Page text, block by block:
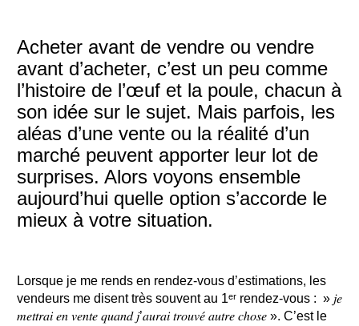
Acheter avant de vendre ou vendre
avant d’acheter, c’est un peu comme
l’histoire de l’œuf et la poule, chacun à
son idée sur le sujet. Mais parfois, les
aléas d’une vente ou la réalité d’un
marché peuvent apporter leur lot de
surprises. Alors voyons ensemble
aujourd’hui quelle option s’accorde le
mieux à votre situation.
Lorsque je me rends en rendez-vous d’estimations, les
vendeurs me disent très souvent au 1ᵉʳ rendez-vous : » 𝑗𝑒
𝑚𝑒𝑡𝑡𝑟𝑎𝑖 𝑒𝑛 𝑣𝑒𝑛𝑡𝑒 𝑞𝑢𝑎𝑛𝑑 𝑗’𝑎𝑢𝑟𝑎𝑖 𝑡𝑟𝑜𝑢𝑣𝑒́ 𝑎𝑢𝑡𝑟𝑒 𝑐ℎ𝑜𝑠𝑒 ». C’est le